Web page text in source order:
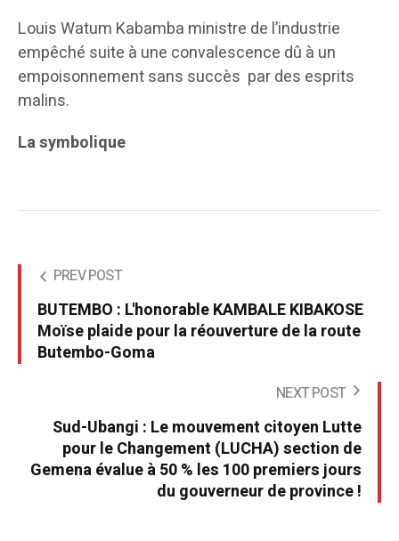
Louis Watum Kabamba ministre de l’industrie
empêché suite à une convalescence dû à un
empoisonnement sans succès par des esprits
malins.
La symbolique
PREV POST
BUTEMBO : L'honorable KAMBALE KIBAKOSE
Moïse plaide pour la réouverture de la route
Butembo-Goma
NEXT POST
Sud-Ubangi : Le mouvement citoyen Lutte
pour le Changement (LUCHA) section de
Gemena évalue à 50 % les 100 premiers jours
du gouverneur de province !